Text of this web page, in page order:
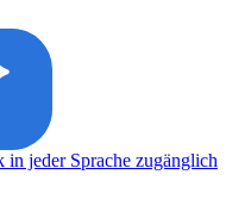
in jeder Sprache zugänglich